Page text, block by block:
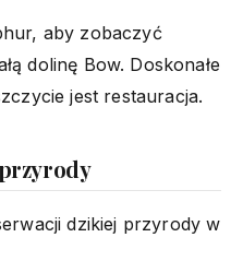
aby zobaczyć
dolinę Bow. Doskonałe
jest restauracja.
dzikiej przyrody w